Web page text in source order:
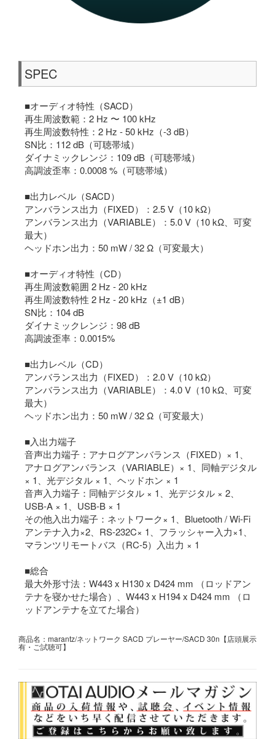
SPEC
■オーディオ特性（SACD）
再生周波数範：2 Hz 〜 100 kHz
再生周波数特性：2 Hz - 50 kHz（-3 dB）
SN比：112 dB（可聴帯域）
ダイナミックレンジ：109 dB（可聴帯域）
高調波歪率：0.0008 %（可聴帯域）
■出力レベル（SACD）
アンバランス出力（FIXED）：2.5 V（10 kΩ）
アンバランス出力（VARIABLE）：5.0 V（10 kΩ、可変
最大）
ヘッドホン出力：50 mW / 32 Ω（可変最大）
■オーディオ特性（CD）
再生周波数範囲 2 Hz - 20 kHz
再生周波数特性 2 Hz - 20 kHz（±1 dB）
SN比：104 dB
ダイナミックレンジ：98 dB
高調波歪率：0.0015%
■出力レベル（CD）
アンバランス出力（FIXED）：2.0 V（10 kΩ）
アンバランス出力（VARIABLE）：4.0 V（10 kΩ、可変
最大）
ヘッドホン出力：50 mW / 32 Ω（可変最大）
■入出力端子
音声出力端子：アナログアンバランス（FIXED）× 1、
アナログアンバランス（VARIABLE）× 1、同軸デジタル
× 1、光デジタル × 1、ヘッドホン × 1
音声入力端子：同軸デジタル × 1、光デジタル × 2、
USB-A × 1、USB-B × 1
その他入出力端子：ネットワーク× 1、Bluetooth / Wi-Fi
アンテナ入力×2、RS-232C× 1、フラッシャー入力×1、
マランツリモートバス（RC-5）入出力 × 1
■総合
最大外形寸法：W443 x H130 x D424 mm （ロッドアン
テナを寝かせた場合）、W443 x H194 x D424 mm （ロ
ッドアンテナを立てた場合）
商品名：marantz/ネットワーク SACD プレーヤー/SACD 30n【店頭展示
有・ご試聴可】